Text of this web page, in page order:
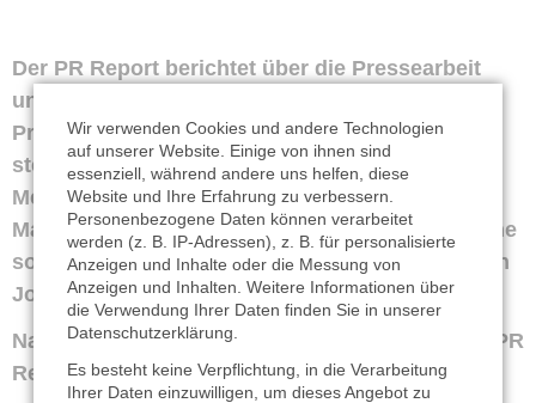
Der PR Report berichtet über die Pressearbeit
und kritische Fragen von Journalisten an
Pressesprecher. Spannende Frage hierbei: Wie
steht es um die Veröffentlichung von
Medienanfragen? Auch unser Geschäftsführer
Martin Wohlrabe antwortet und erläutert, wie eine
solche Veröffentlichung das Verhältnis zwischen
Journalist und Pressesprecher belasten kann.
Nachzulesen ist der Beitrag im Heft 3/2019 des PR
Reports.
Wir verwenden Cookies und andere Technologien
auf unserer Website. Einige von ihnen sind
essenziell, während andere uns helfen, diese
Website und Ihre Erfahrung zu verbessern.
Personenbezogene Daten können verarbeitet
werden (z. B. IP-Adressen), z. B. für personalisierte
Anzeigen und Inhalte oder die Messung von
Anzeigen und Inhalten. Weitere Informationen über
die Verwendung Ihrer Daten finden Sie in unserer
Datenschutzerklärung
Es besteht keine Verpflichtung, in die Verarbeitung
Ihrer Daten einzuwilligen, um dieses Angebot zu